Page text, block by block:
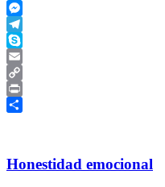
WhatsApp
Messenger
Telegram
Skype
Email
Copy
Link
Print
Honestidad emocional